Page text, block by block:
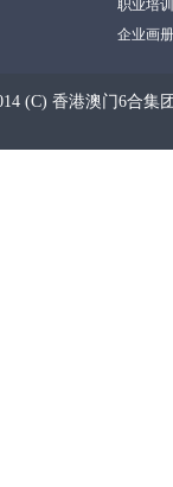
职业培训
企业画册
(C) 香港澳门6合集